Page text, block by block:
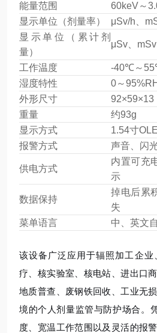
能量范围
60keV～
显示单位（剂量率）
μSv/h、
显示单位（累计剂
量）
μSv、
工作温度
-40℃～
湿度特性
0～
外形尺寸
92×59×13
重量
约93g
显示方式
1.54寸
报警方式
声音、闪
供电方式
内置可充
示
数据保持
掉电后累
失
菜单语言
中、英文
该设备广泛应用于辐照加工企
疗、核实验室、核电站、进出口
地质普查、废钢铁回收、工业无
境的个人剂量监管与防护场合。
度、宽温工作范围以及灵活的报